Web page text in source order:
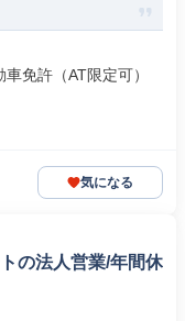
免許（AT限定可）
気になる
の法人営業/年間休